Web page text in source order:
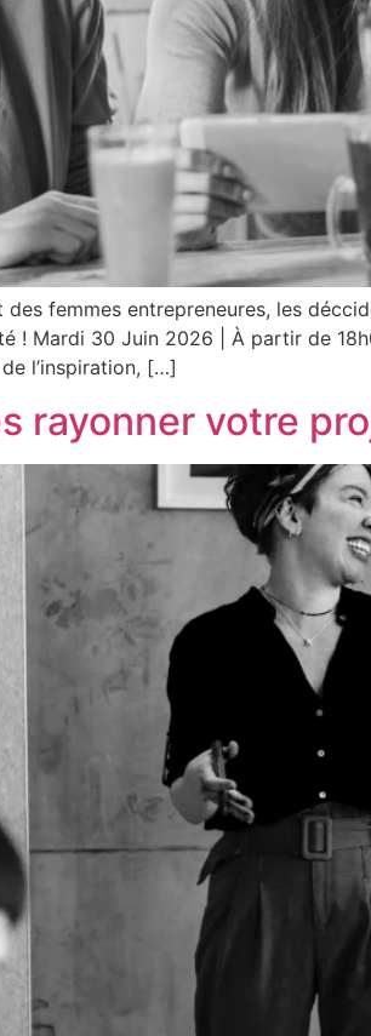
femmes entrepreneures, les
! Mardi 30 Juin 2026 | À partir de
l’inspiration, […]
rayonner votre